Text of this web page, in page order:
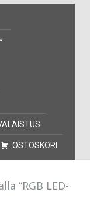
OSTOSKORI
“RGB LED-